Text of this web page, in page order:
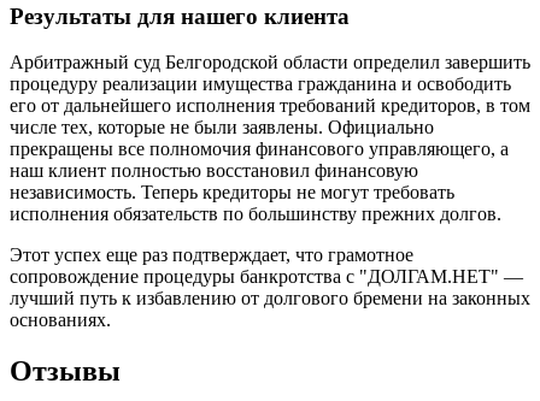
Результаты для нашего клиента
Арбитражный суд Белгородской области определил завершить
процедуру реализации имущества гражданина и освободить
его от дальнейшего исполнения требований кредиторов, в том
числе тех, которые не были заявлены. Официально
прекращены все полномочия финансового управляющего, а
наш клиент полностью восстановил финансовую
независимость. Теперь кредиторы не могут требовать
исполнения обязательств по большинству прежних долгов.
Этот успех еще раз подтверждает, что грамотное
сопровождение процедуры банкротства с "ДОЛГАМ.НЕТ" —
лучший путь к избавлению от долгового бремени на законных
основаниях.
Отзывы